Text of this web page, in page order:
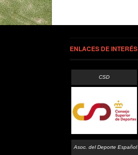
ENLACES DE INTERÉS
CSD
Asoc. del Deporte Español